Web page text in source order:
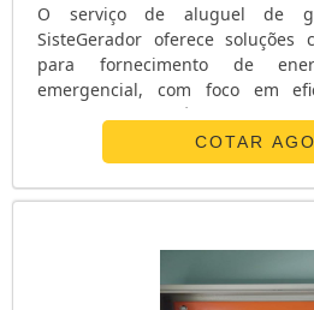
O serviço de aluguel de
SisteGerador oferece soluções
para fornecimento de
emergencial, com foco em
conformidade técnica. Especificações Técnicas e
Diferenciais do Serviço:
de geradores com potências
atendendo diferentes
máxima eficiência e
COTAR